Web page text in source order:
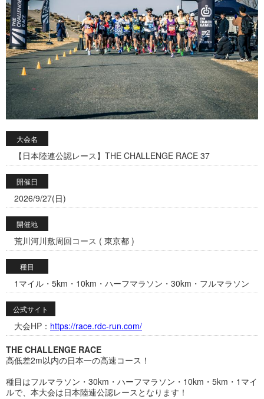
大会名
【日本陸連公認レース】THE CHALLENGE RACE 37
開催日
2026/9/27(日)
開催地
荒川河川敷周回コース ( 東京都 )
種目
1マイル・5km・10km・ハーフマラソン・30km・フルマラソン
公式サイト
大会HP： https://race.rdc-run.com/
THE CHALLENGE RACE
高低差2m以内の日本一の高速コース！
種目はフルマラソン・30km・ハーフマラソン・10km・5km・1マイ
ルで、本大会は日本陸連公認レースとなります！